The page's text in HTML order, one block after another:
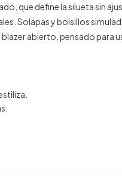
que define la silueta sin
Solapas y bolsillos
abierto, pensado para